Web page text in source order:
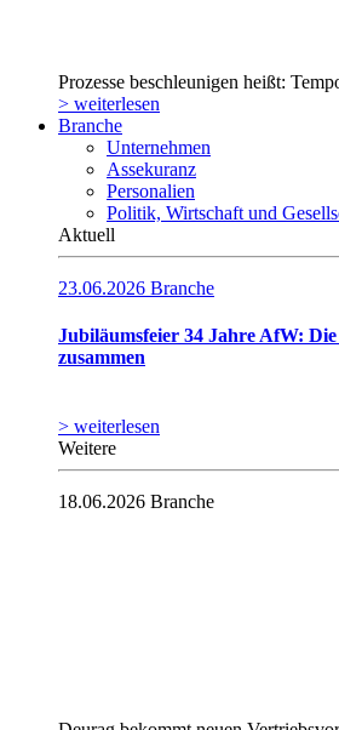
Prozesse beschleunigen heißt:
> weiterlesen
Branche
Unternehmen
Assekuranz
Personalien
Politik, Wirtschaft und
Aktuell
23.06.2026 Branche
Jubiläumsfeier 34 Jahre AfW:
zusammen
> weiterlesen
Weitere
18.06.2026 Branche